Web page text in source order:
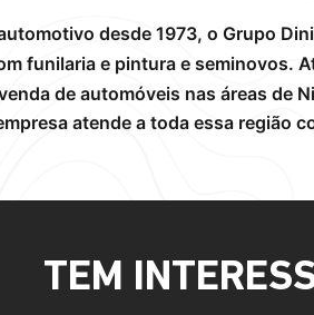
desde 1973, o Grupo
funilaria e pintura e seminovos.
de automóveis nas áreas de
atende a toda essa região
TEM